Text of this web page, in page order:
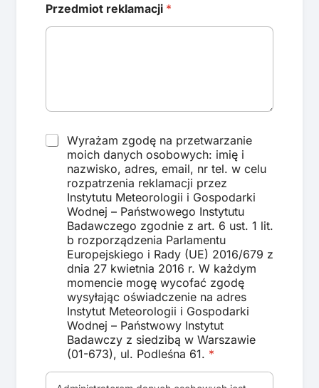
Przedmiot reklamacji *
iR
Wyrażam zgodę na przetwarzanie
moich danych osobowych: imię i
nazwisko, adres, email, nr tel. w celu
rozpatrzenia reklamacji przez
Instytutu Meteorologii i Gospodarki
Wodnej – Państwowego Instytutu
Badawczego zgodnie z art. 6 ust. 1 lit.
b rozporządzenia Parlamentu
Europejskiego i Rady (UE) 2016/679 z
dnia 27 kwietnia 2016 r. W każdym
momencie mogę wycofać zgodę
wysyłając oświadczenie na adres
Instytut Meteorologii i Gospodarki
Wodnej – Państwowy Instytut
Badawczy z siedzibą w Warszawie
(01-673), ul. Podleśna 61. *